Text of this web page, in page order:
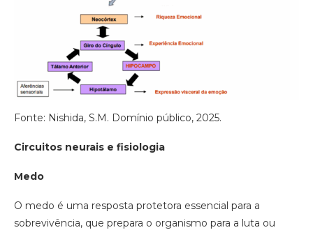
Fonte: Nishida, S.M. Domínio público, 2025.
Circuitos neurais e fisiologia
Medo
O medo é uma resposta protetora essencial para a
sobrevivência, que prepara o organismo para a luta ou